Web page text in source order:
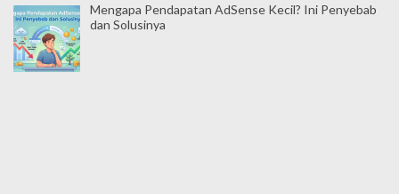
Mengapa Pendapatan AdSense Kecil? Ini Penyebab
dan Solusinya